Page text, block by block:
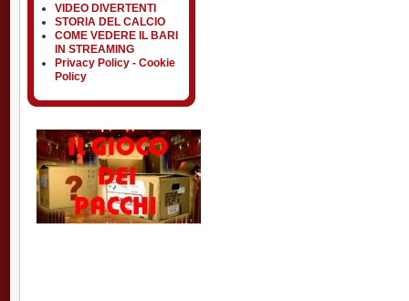
VIDEO DIVERTENTI
STORIA DEL CALCIO
COME VEDERE IL BARI
IN STREAMING
Privacy Policy - Cookie
Policy